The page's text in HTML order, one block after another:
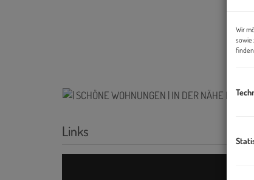
Links
Wir
sowie